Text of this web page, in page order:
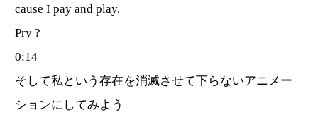
cause I pay and play.
Pry ?
0:14
そして私という存在を消滅させて下らないアニメー
ションにしてみよう